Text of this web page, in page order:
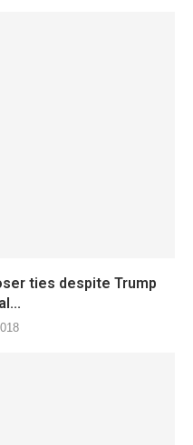
ties despite Trump